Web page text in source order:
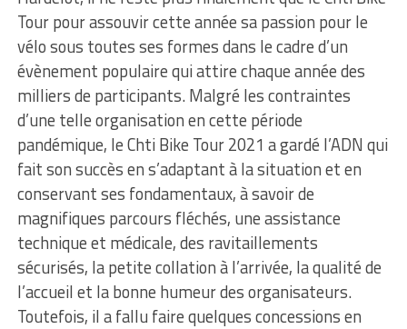
Tour pour assouvir cette année sa passion pour le
vélo sous toutes ses formes dans le cadre d’un
évènement populaire qui attire chaque année des
milliers de participants. Malgré les contraintes
d’une telle organisation en cette période
pandémique, le Chti Bike Tour 2021 a gardé l’ADN qui
fait son succès en s’adaptant à la situation et en
conservant ses fondamentaux, à savoir de
magnifiques parcours fléchés, une assistance
technique et médicale, des ravitaillements
sécurisés, la petite collation à l’arrivée, la qualité de
l’accueil et la bonne humeur des organisateurs.
Toutefois, il a fallu faire quelques concessions en